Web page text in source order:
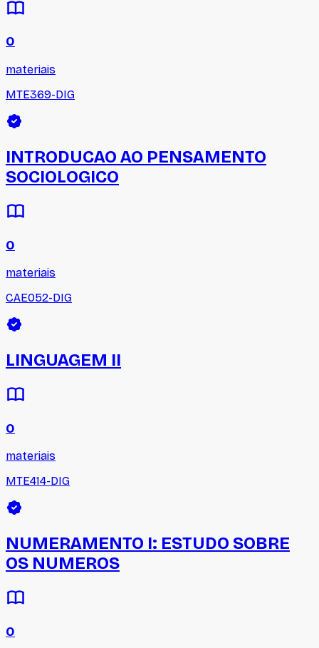
0
materiais
MTE369-DIG
INTRODUCAO AO PENSAMENTO
SOCIOLOGICO
0
materiais
CAE052-DIG
LINGUAGEM II
0
materiais
MTE414-DIG
NUMERAMENTO I: ESTUDO SOBRE
OS NUMEROS
0